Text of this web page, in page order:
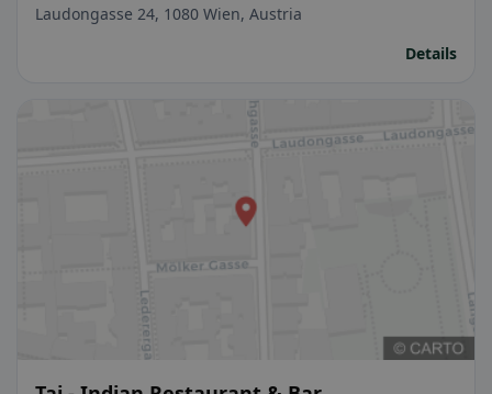
Laudongasse 24, 1080 Wien, Austria
Details